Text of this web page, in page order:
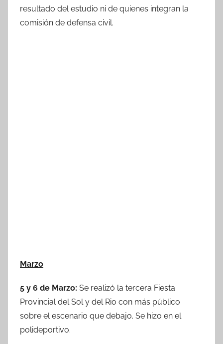
resultado del estudio ni de quienes integran la
comisión de defensa civil.
Marzo
5 y 6 de Marzo: Se realizó la tercera Fiesta
Provincial del Sol y del Rio con más público
sobre el escenario que debajo. Se hizo en el
polideportivo.